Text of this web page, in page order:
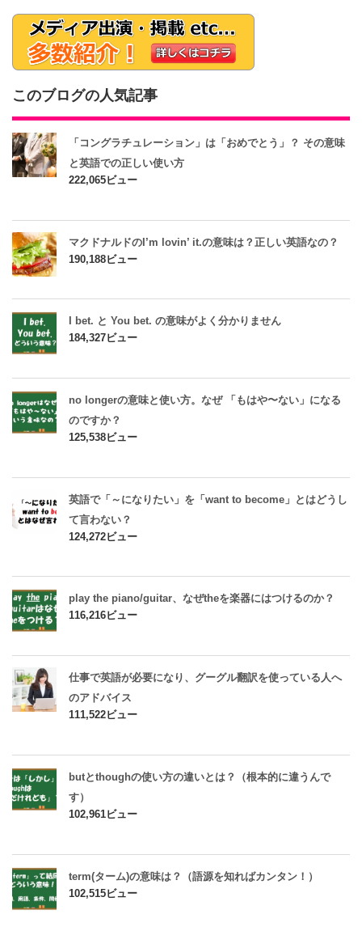
このブログの人気記事
「コングラチュレーション」は「おめでとう」？ その意味
と英語での正しい使い方
222,065ビュー
マクドナルドのI’m lovin’ it.の意味は？正しい英語なの？
190,188ビュー
I bet. と You bet. の意味がよく分かりません
184,327ビュー
no longerの意味と使い方。なぜ 「もはや〜ない」になる
のですか？
125,538ビュー
英語で「～になりたい」を「want to become」とはどうし
て言わない？
124,272ビュー
play the piano/guitar、なぜtheを楽器にはつけるのか？
116,216ビュー
仕事で英語が必要になり、グーグル翻訳を使っている人へ
のアドバイス
111,522ビュー
butとthoughの使い方の違いとは？（根本的に違うんで
す）
102,961ビュー
term(ターム)の意味は？（語源を知ればカンタン！）
102,515ビュー